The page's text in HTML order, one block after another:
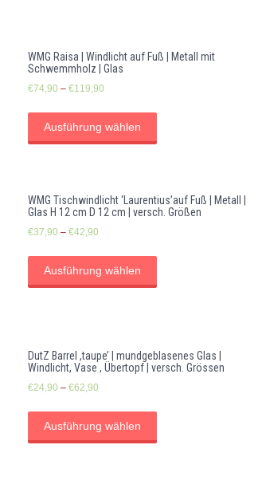
WMG Raisa | Windlicht auf Fuß | Metall mit
Schwemmholz | Glas
€74,90 – €119,90
Ausführung wählen
WMG Tischwindlicht ‘Laurentius’auf Fuß | Metall |
Glas H 12 cm D 12 cm | versch. Größen
€37,90 – €42,90
Ausführung wählen
DutZ Barrel ,taupe’ | mundgeblasenes Glas |
Windlicht, Vase , Übertopf | versch. Grössen
€24,90 – €62,90
Ausführung wählen